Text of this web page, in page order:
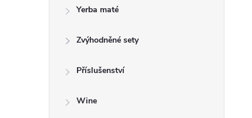
Yerba maté
Zvýhodněné sety
Příslušenství
Wine